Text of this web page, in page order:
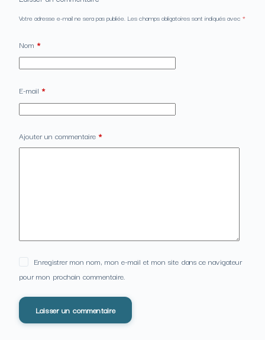
Votre adresse e-mail ne sera pas publiée. Les champs obligatoires sont indiqués avec *
Nom *
E-mail *
Ajouter un commentaire *
Enregistrer mon nom, mon e-mail et mon site dans ce navigateur
pour mon prochain commentaire.